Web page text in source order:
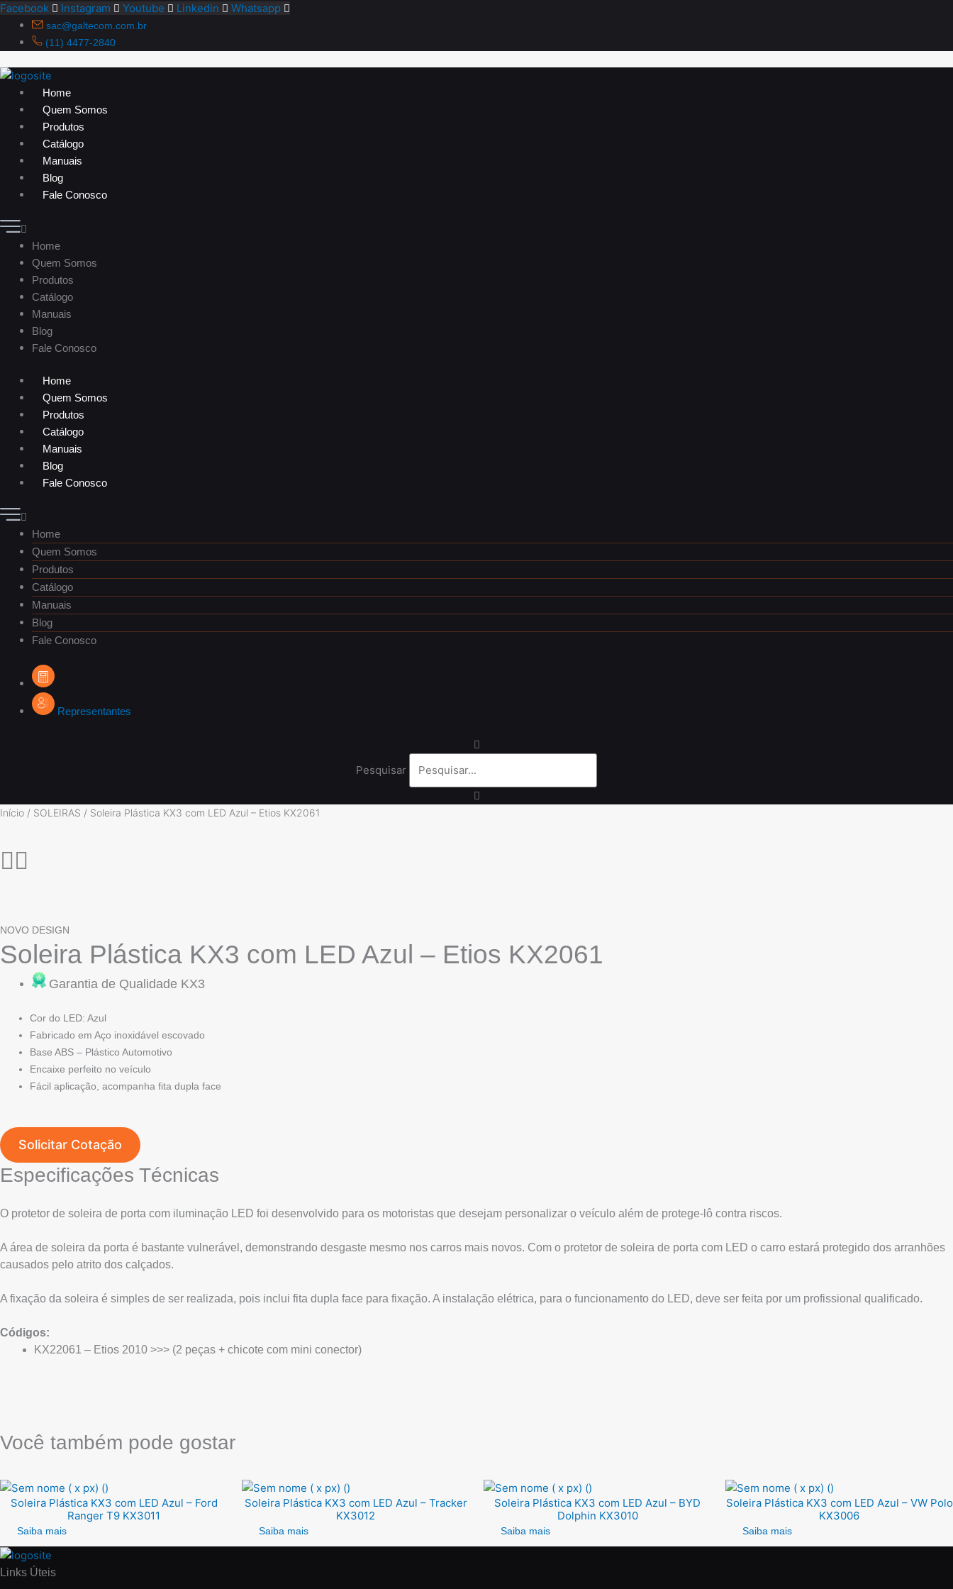
Ir
para
Facebook Instagram Youtube Linkedin Whatsapp
sac@galtecom.com.br
(11) 4477-2840
Home
Quem Somos
Produtos
Catálogo
Manuais
Blog
Fale Conosco
Home
Quem Somos
Produtos
Catálogo
Manuais
Blog
Fale Conosco
Home
Quem Somos
Produtos
Catálogo
Manuais
Blog
Fale Conosco
Home
Quem Somos
Produtos
Catálogo
Manuais
Blog
Fale Conosco
Representantes
Pesquisar
Início / SOLEIRAS / Soleira Plástica KX3 com LED Azul – Etios KX2061
NOVO DESIGN
Soleira Plástica KX3 com LED Azul – Etios KX2061
Garantia de Qualidade KX3
Cor do LED: Azul
Fabricado em Aço inoxidável escovado
Base ABS – Plástico Automotivo
Encaixe perfeito no veículo
Fácil aplicação, acompanha fita dupla face
Solicitar Cotação
Especificações Técnicas
O protetor de soleira de porta com iluminação LED foi desenvolvido para os motoristas que desejam personalizar o veículo além de protege-lô contra riscos.
A área de soleira da porta é bastante vulnerável, demonstrando desgaste mesmo nos carros mais novos. Com o protetor de soleira de porta com LED o carro estará protegido dos arranhões
causados pelo atrito dos calçados.
A fixação da soleira é simples de ser realizada, pois inclui fita dupla face para fixação. A instalação elétrica, para o funcionamento do LED, deve ser feita por um profissional qualificado.
Códigos:
KX22061 – Etios 2010 >>> (2 peças + chicote com mini conector)
Você também pode gostar
Soleira Plástica KX3 com LED Azul – Ford
Ranger T9 KX3011
Saiba mais
Soleira Plástica KX3 com LED Azul – Tracker
KX3012
Saiba mais
Soleira Plástica KX3 com LED Azul – BYD
Dolphin KX3010
Saiba mais
Soleira Plástica KX3 com LED Azul – VW Polo
KX3006
Saiba mais
Links Úteis